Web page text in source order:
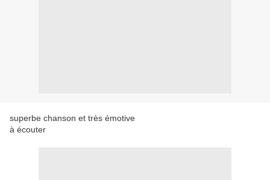
superbe chanson et très émotive
à écouter